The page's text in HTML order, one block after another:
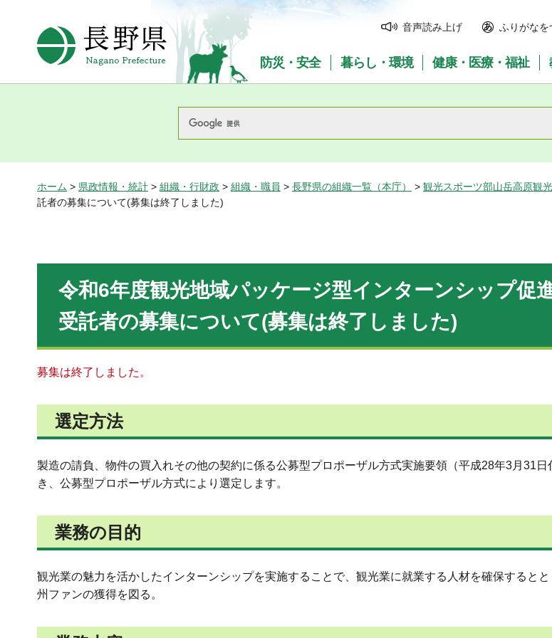
長野県Nagano Prefecture
音声読み上げ ふりがなを
防災・安全 暮らし・環境 健康・医療・福祉
ホーム > 県政情報・統計 > 組織・行財政 > 組織・職員 > 長野県の組織一覧（本庁） > 観光スポーツ部山岳高原観
託者の募集について(募集は終了しました)
令和6年度観光地域パッケージ型インターンシップ促
受託者の募集について(募集は終了しました)
募集は終了しました。
選定方法
製造の請負、物件の買入れその他の契約に係る公募型プロポーザル方式実施要領（平成28年3月31
き、公募型プロポーザル方式により選定します。
業務の目的
観光業の魅力を活かしたインターンシップを実施することで、観光業に就業する人材を確保すると
州ファンの獲得を図る。